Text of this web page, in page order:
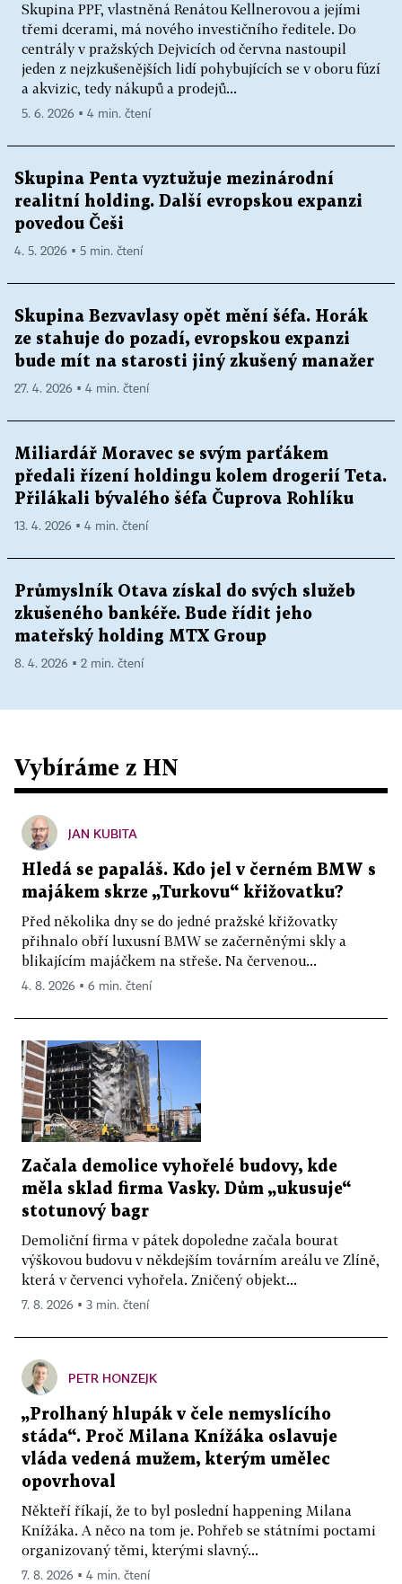
Skupina PPF, vlastněná Renátou Kellnerovou a jejími
třemi dcerami, má nového investičního ředitele. Do
centrály v pražských Dejvicích od června nastoupil
jeden z nejzkušenějších lidí pohybujících se v oboru fúzí
a akvizic, tedy nákupů a prodejů...
5. 6. 2026 ▪ 4 min. čtení
Skupina Penta vyztužuje mezinárodní
realitní holding. Další evropskou expanzi
povedou Češi
4. 5. 2026 ▪ 5 min. čtení
Skupina Bezvavlasy opět mění šéfa. Horák
ze stahuje do pozadí, evropskou expanzi
bude mít na starosti jiný zkušený manažer
27. 4. 2026 ▪ 4 min. čtení
Miliardář Moravec se svým parťákem
předali řízení holdingu kolem drogerií Teta.
Přilákali bývalého šéfa Čuprova Rohlíku
13. 4. 2026 ▪ 4 min. čtení
Průmyslník Otava získal do svých služeb
zkušeného bankéře. Bude řídit jeho
mateřský holding MTX Group
8. 4. 2026 ▪ 2 min. čtení
Vybíráme z HN
JAN KUBITA
Hledá se papaláš. Kdo jel v černém BMW s
majákem skrze „Turkovu“ křižovatku?
Před několika dny se do jedné pražské křižovatky
přihnalo obří luxusní BMW se začerněnými skly a
blikajícím majáčkem na střeše. Na červenou...
4. 8. 2026 ▪ 6 min. čtení
Začala demolice vyhořelé budovy, kde
měla sklad firma Vasky. Dům „ukusuje“
stotunový bagr
Demoliční firma v pátek dopoledne začala bourat
výškovou budovu v někdejším továrním areálu ve Zlíně,
která v červenci vyhořela. Zničený objekt...
7. 8. 2026 ▪ 3 min. čtení
PETR HONZEJK
„Prolhaný hlupák v čele nemyslícího
stáda“. Proč Milana Knížáka oslavuje
vláda vedená mužem, kterým umělec
opovrhoval
Někteří říkají, že to byl poslední happening Milana
Knížáka. A něco na tom je. Pohřeb se státními poctami
organizovaný těmi, kterými slavný...
7. 8. 2026 ▪ 4 min. čtení